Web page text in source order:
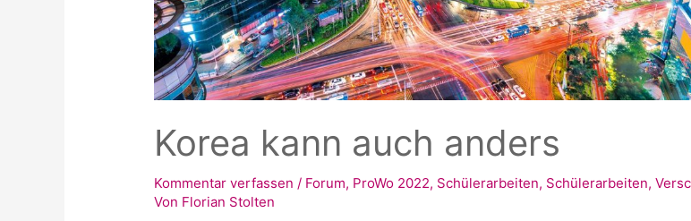
Korea kann auch anders
Kommentar verfassen / Forum, ProWo 2022, Schülerarbeiten, Schülerarbeiten,
Von Florian Stolten